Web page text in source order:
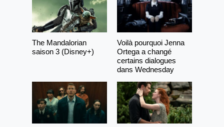
The Mandalorian
saison 3 (Disney+)
Voilà pourquoi Jenna
Ortega a changé
certains dialogues
dans Wednesday